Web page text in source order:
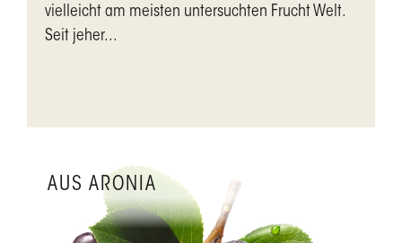
vielleicht am meisten untersuchten Frucht Welt.
Seit jeher...
AUS ARONIA